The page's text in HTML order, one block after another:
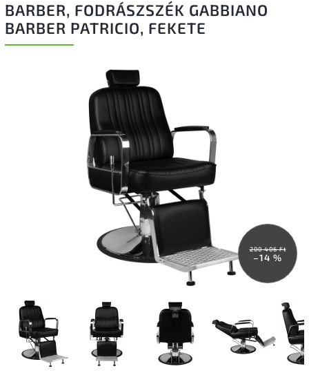
BARBER, FODRÁSZSZÉK GABBIANO
BARBER PATRICIO, FEKETE
200 406 Ft
–14 %